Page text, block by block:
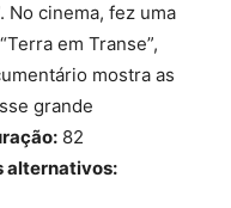
No cinema, fez uma
em Transe”,
mostra as
grande
82
alternativos: